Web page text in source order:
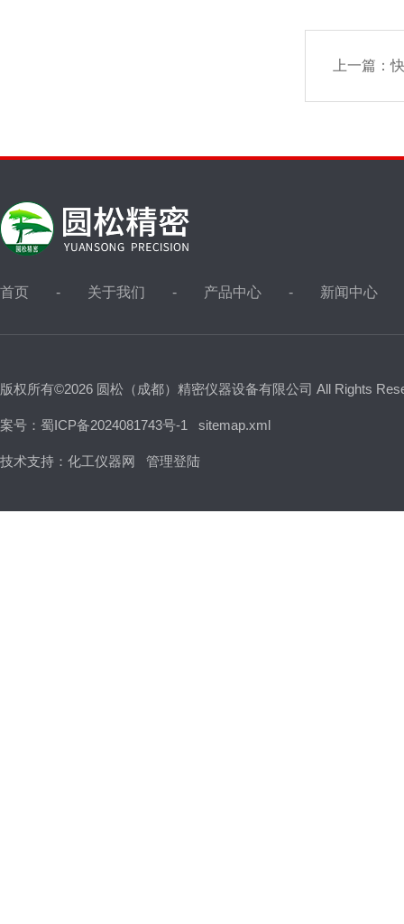
上一篇：
首页 关于我们 产品中心 新闻中心
版权所有©2026 圆松（成都）精密仪器设备有限公司 All Rights
案号：蜀ICP备2024081743号-1 sitemap.xml
技术支持： 化工仪器网 管理登陆